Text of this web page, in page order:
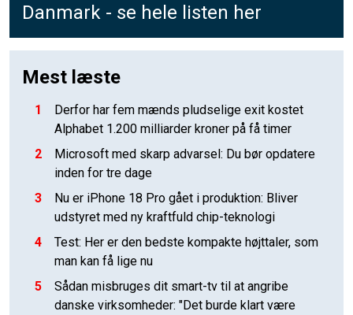
Danmark - se hele listen her
Mest læste
1
Derfor har fem mænds pludselige exit kostet
Alphabet 1.200 milliarder kroner på få timer
2
Microsoft med skarp advarsel: Du bør opdatere
inden for tre dage
3
Nu er iPhone 18 Pro gået i produktion: Bliver
udstyret med ny kraftfuld chip-teknologi
4
Test: Her er den bedste kompakte højttaler, som
man kan få lige nu
5
Sådan misbruges dit smart-tv til at angribe
danske virksomheder: "Det burde klart være